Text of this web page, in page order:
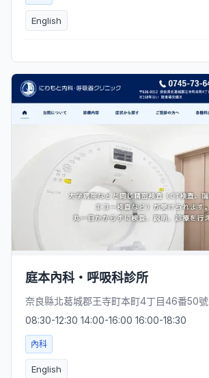
English
庭本內科・呼吸科診所
奈良縣北葛城郡王寺町本町4丁目46番50號
08:30-12:30 14:00-16:00 16:00-18:30
內科
English